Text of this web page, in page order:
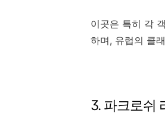
이곳은 특히 각
하며, 유럽의 클
3. 파크로쉬